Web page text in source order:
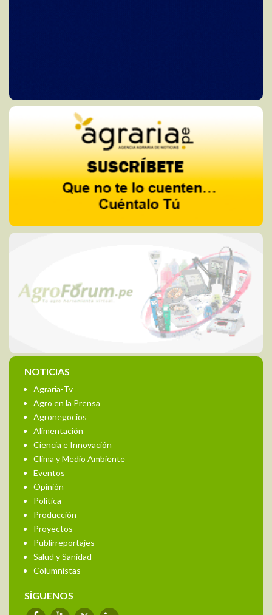
NOTICIAS
Agraria-Tv
Agro en la Prensa
Agronegocios
Alimentación
Ciencia e Innovación
Clima y Medio Ambiente
Eventos
Opinión
Política
Producción
Proyectos
Publirreportajes
Salud y Sanidad
Columnistas
SÍGUENOS